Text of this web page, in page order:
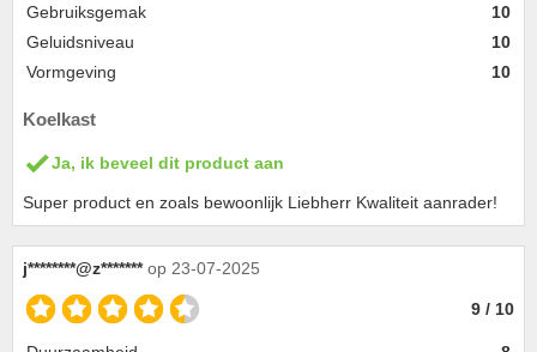
Gebruiksgemak
10
Geluidsniveau
10
Vormgeving
10
Koelkast
Ja, ik beveel dit product aan
Super product en zoals bewoonlijk Liebherr Kwaliteit aanrader!
j********@z******* op 23-07-2025
9 / 10